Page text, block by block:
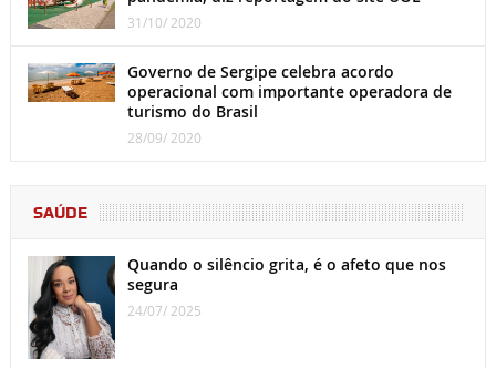
31/10/ 2020
Governo de Sergipe celebra acordo
operacional com importante operadora de
turismo do Brasil
28/09/ 2020
SAÚDE
Quando o silêncio grita, é o afeto que nos
segura
24/07/ 2025